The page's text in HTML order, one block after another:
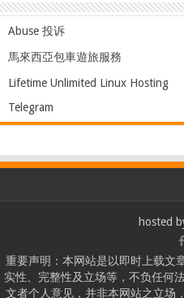
Abuse 投诉
馬來西亞包車遊旅服務
Lifetime Unlimited Linux Hosting
Telegram
hosted
重要声明：本网站是以即时上载文
实性、完整性及立场等，不负任何
文者个人意见，并非本网站之立场